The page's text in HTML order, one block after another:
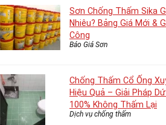
Sơn Chống Thấm Sika
Nhiêu? Bảng Giá Mới &
Công
Báo Giá Sơn
Chống Thấm Cổ Ống
Hiệu Quả – Giải Pháp
100% Không Thấm Lại
Dịch vụ chống thấm